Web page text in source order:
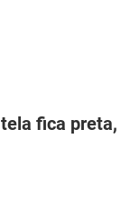
fica preta,